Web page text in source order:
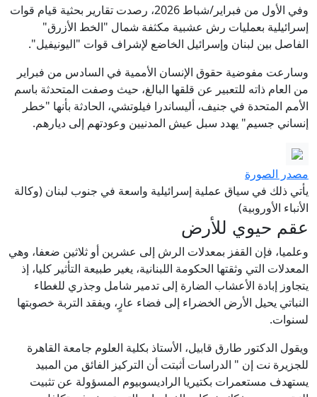
وفي الأول من فبراير/شباط 2026، رصدت تقارير بحثية قيام قوات
إسرائيلية بعمليات رش عشبية مكثفة شمال "الخط الأزرق"
الفاصل بين لبنان وإسرائيل الخاضع لإشراف قوات "اليونيفيل".
وسارعت مفوضية حقوق الإنسان الأممية في السادس من فبراير
من العام ذاته للتعبير عن قلقها البالغ، حيث وصفت المتحدثة باسم
الأمم المتحدة في جنيف، أليساندرا فيلوتشي، الحادثة بأنها "خطر
إنساني جسيم" يهدد سبل عيش المدنيين وعودتهم إلى ديارهم.
مصدر الصورة
يأتي ذلك في سياق عملية إسرائيلية واسعة في جنوب لبنان (وكالة
الأنباء الأوروبية)
عقم حيوي للأرض
وعلميا، فإن القفز بمعدلات الرش إلى عشرين أو ثلاثين ضعفا، وهي
المعدلات التي وثقتها الحكومة اللبنانية، يغير طبيعة التأثير كليا، إذ
يتجاوز إبادة الأعشاب الضارة إلى تدمير شامل وجذري للغطاء
النباتي يحيل الأرض الخضراء إلى فضاء عارٍ، ويفقد التربة خصوبتها
لسنوات.
ويقول الدكتور طارق قابيل، الأستاذ بكلية العلوم جامعة القاهرة
للجزيرة نت إن " الدراسات أثبتت أن التركيز الفائق من المبيد
يستهدف مستعمرات بكتيريا الراديسوبيوم المسؤولة عن تثبيت